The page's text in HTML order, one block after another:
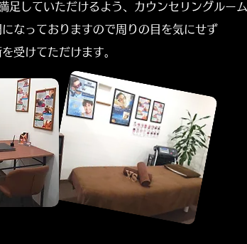
していただけるよう、カウンセリングルーム
なっておりますので周りの目を気にせず
を受けてただけます。